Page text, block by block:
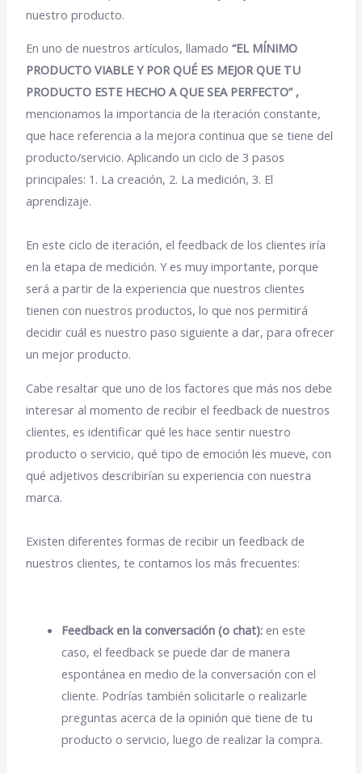
nuestro producto.
En uno de nuestros artículos, llamado“EL MÍNIMO
PRODUCTO VIABLE Y POR QUÉ ES MEJOR QUE TU
PRODUCTO ESTE HECHO A QUE SEA PERFECTO” ,
mencionamos la importancia de la iteración constante,
que hace referencia a la mejora continua que se tiene del
producto/servicio. Aplicando un ciclo de 3 pasos
principales: 1. La creación, 2. La medición, 3. El
aprendizaje.
En este ciclo de iteración, el feedback de los clientes iría
en la etapa de medición. Y es muy importante, porque
será a partir de la experiencia que nuestros clientes
tienen con nuestros productos, lo que nos permitirá
decidir cuál es nuestro paso siguiente a dar, para ofrecer
un mejor producto.
Cabe resaltar que uno de los factores que más nos debe
interesar al momento de recibir el feedback de nuestros
clientes, es identificar qué les hace sentir nuestro
producto o servicio, qué tipo de emoción les mueve, con
qué adjetivos describirían su experiencia con nuestra
marca.
Existen diferentes formas de recibir un feedback de
nuestros clientes, te contamos los más frecuentes:
Feedback en la conversación (o chat): en este
caso, el feedback se puede dar de manera
espontánea en medio de la conversación con el
cliente. Podrías también solicitarle o realizarle
preguntas acerca de la opinión que tiene de tu
producto o servicio, luego de realizar la compra.